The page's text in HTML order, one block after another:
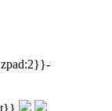
zpad:2}}-